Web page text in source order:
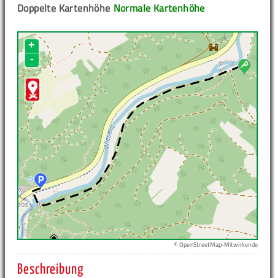
Normale Kartenhöhe
Doppelte Kartenhöhe
+
-
© OpenStreetMap-Mitwirkende
Beschreibung